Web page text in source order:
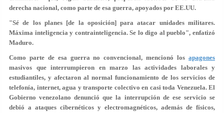
derecha nacional, como parte de esa guerra, apoyados por EE.UU.
"Sé de los planes [de la oposición] paraatacar unidades militares.
Máxima inteligencia y contrainteligencia. Se lo digo al pueblo", enfatizó
Maduro.
Como parte de esa guerra no convencional, mencionó los apagones
masivos que interrumpieron en marzo las actividades laborales y
estudiantiles, y afectaron al normal funcionamiento de los servicios de
telefonía, internet, agua y transporte colectivo en casi toda Venezuela. El
Gobierno venezolano denunció que la interrupción de ese servicio se
debió a ataques cibernéticos y electromagnéticos, además de físicos,